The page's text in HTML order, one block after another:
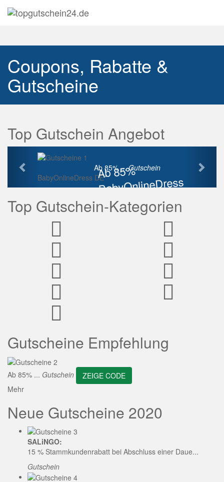
Coupons, Rabatte &
Gutscheine
Top Gutschein Angebot
Ab 85%
BabyOnlineDress
Rabatt
Ab 85% ...Gutschein
BabyOnlineDress DE
Vorherige
Top Gutschein-Kategorien
Gutscheine Empfehlung
Ab 85% ... Gutschein
ZEIGE CODE
Mehr
Neue Gutscheine 2020
SALiNGO:
15 % Stammkundenrabatt bei Abschluss einer Daue...
Gutschein